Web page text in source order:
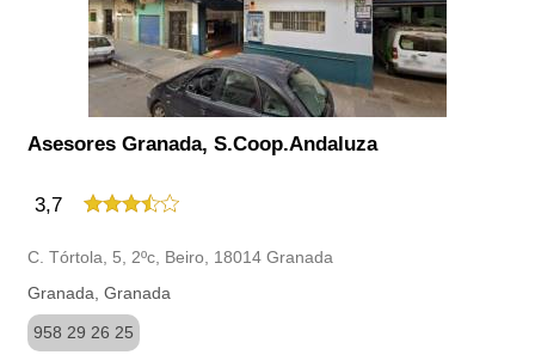
Asesores Granada, S.Coop.Andaluza
3,7
C. Tórtola, 5, 2ºc, Beiro, 18014 Granada
Granada, Granada
958 29 26 25